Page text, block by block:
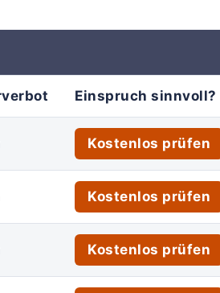
Einspruch sinnvoll?
Kostenlos prüfen
Kostenlos prüfen
Kostenlos prüfen